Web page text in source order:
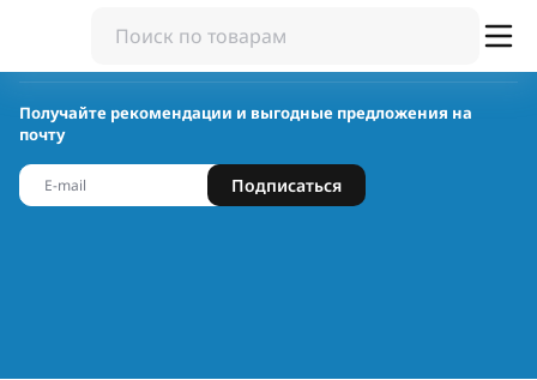
Получайте рекомендации и выгодные предложения на
почту
Подписаться